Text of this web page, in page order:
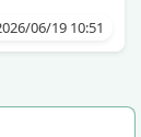
კი,
ელიზაბეტ
ფორმულა
06/19 10:51